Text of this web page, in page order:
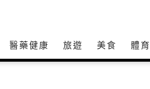
醫藥健康 旅遊 美食 體育